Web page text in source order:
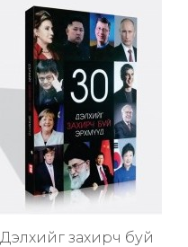
Дэлхийг захирч буй